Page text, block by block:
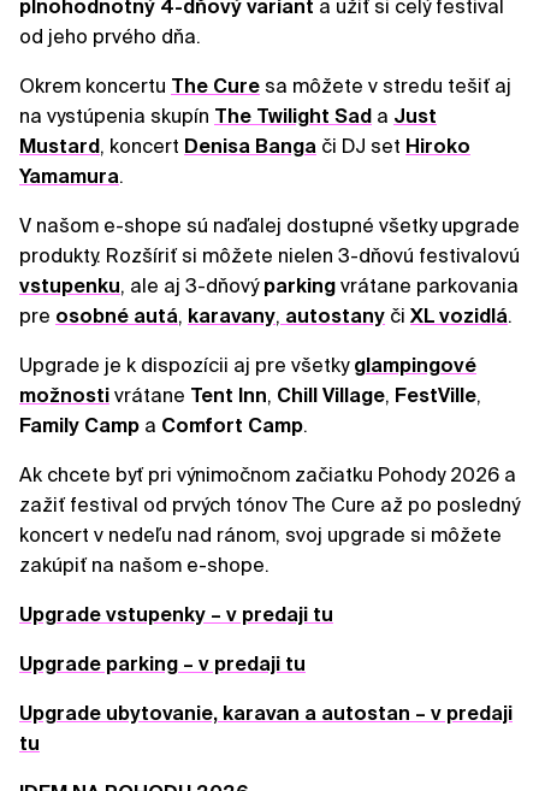
plnohodnotný 4-dňový variant a užiť si celý festival
od jeho prvého dňa.
Okrem koncertu The Cure sa môžete v stredu tešiť aj
na vystúpenia skupín The Twilight Sad a Just
Mustard , koncert Denisa Banga či DJ set Hiroko
Yamamura.
V našom e-shope sú naďalej dostupné všetky upgrade
produkty. Rozšíriť si môžete nielen 3-dňovú festivalovú
vstupenku, ale aj 3-dňový parking vrátane parkovania
pre osobné autá, karavany, autostany či XL vozidlá.
Upgrade je k dispozícii aj pre všetky glampingové
možnosti vrátane Tent Inn, Chill Village, FestVille,
Family Camp a Comfort Camp.
Ak chcete byť pri výnimočnom začiatku Pohody 2026 a
zažiť festival od prvých tónov The Cure až po posledný
koncert v nedeľu nad ránom, svoj upgrade si môžete
zakúpiť na našom e-shope.
Upgrade vstupenky – v predaji tu
Upgrade parking – v predaji tu
Upgrade ubytovanie, karavan a autostan – v predaji
tu